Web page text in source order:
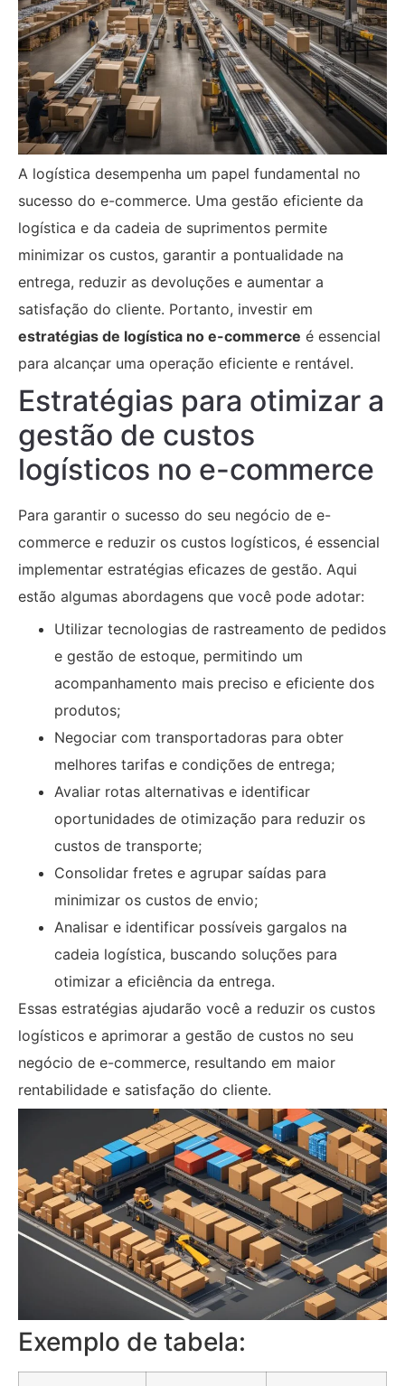
A logística desempenha um papel fundamental no
sucesso do e-commerce. Uma gestão eficiente da
logística e da cadeia de suprimentos permite
minimizar os custos, garantir a pontualidade na
entrega, reduzir as devoluções e aumentar a
satisfação do cliente. Portanto, investir em
estratégias de logística no e-commerce é essencial
para alcançar uma operação eficiente e rentável.
Estratégias para otimizar a
gestão de custos
logísticos no e-commerce
Para garantir o sucesso do seu negócio de e-
commerce e reduzir os custos logísticos, é essencial
implementar estratégias eficazes de gestão. Aqui
estão algumas abordagens que você pode adotar:
Utilizar tecnologias de rastreamento de pedidos
e gestão de estoque, permitindo um
acompanhamento mais preciso e eficiente dos
produtos;
Negociar com transportadoras para obter
melhores tarifas e condições de entrega;
Avaliar rotas alternativas e identificar
oportunidades de otimização para reduzir os
custos de transporte;
Consolidar fretes e agrupar saídas para
minimizar os custos de envio;
Analisar e identificar possíveis gargalos na
cadeia logística, buscando soluções para
otimizar a eficiência da entrega.
Essas estratégias ajudarão você a reduzir os custos
logísticos e aprimorar a gestão de custos no seu
negócio de e-commerce, resultando em maior
rentabilidade e satisfação do cliente.
Exemplo de tabela: